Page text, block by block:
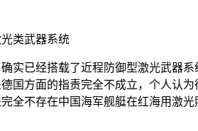
类武器系统
实已经搭载了近程防御型激光武器
国方面的指责完全不成立，个人认
全不存在中国海军舰艇在红海用激